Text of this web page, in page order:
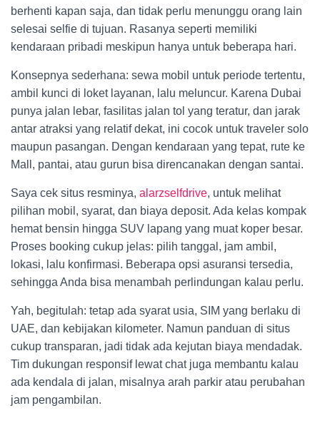
berhenti kapan saja, dan tidak perlu menunggu orang lain
selesai selfie di tujuan. Rasanya seperti memiliki
kendaraan pribadi meskipun hanya untuk beberapa hari.
Konsepnya sederhana: sewa mobil untuk periode tertentu,
ambil kunci di loket layanan, lalu meluncur. Karena Dubai
punya jalan lebar, fasilitas jalan tol yang teratur, dan jarak
antar atraksi yang relatif dekat, ini cocok untuk traveler solo
maupun pasangan. Dengan kendaraan yang tepat, rute ke
Mall, pantai, atau gurun bisa direncanakan dengan santai.
Saya cek situs resminya, alarzselfdrive, untuk melihat
pilihan mobil, syarat, dan biaya deposit. Ada kelas kompak
hemat bensin hingga SUV lapang yang muat koper besar.
Proses booking cukup jelas: pilih tanggal, jam ambil,
lokasi, lalu konfirmasi. Beberapa opsi asuransi tersedia,
sehingga Anda bisa menambah perlindungan kalau perlu.
Yah, begitulah: tetap ada syarat usia, SIM yang berlaku di
UAE, dan kebijakan kilometer. Namun panduan di situs
cukup transparan, jadi tidak ada kejutan biaya mendadak.
Tim dukungan responsif lewat chat juga membantu kalau
ada kendala di jalan, misalnya arah parkir atau perubahan
jam pengambilan.